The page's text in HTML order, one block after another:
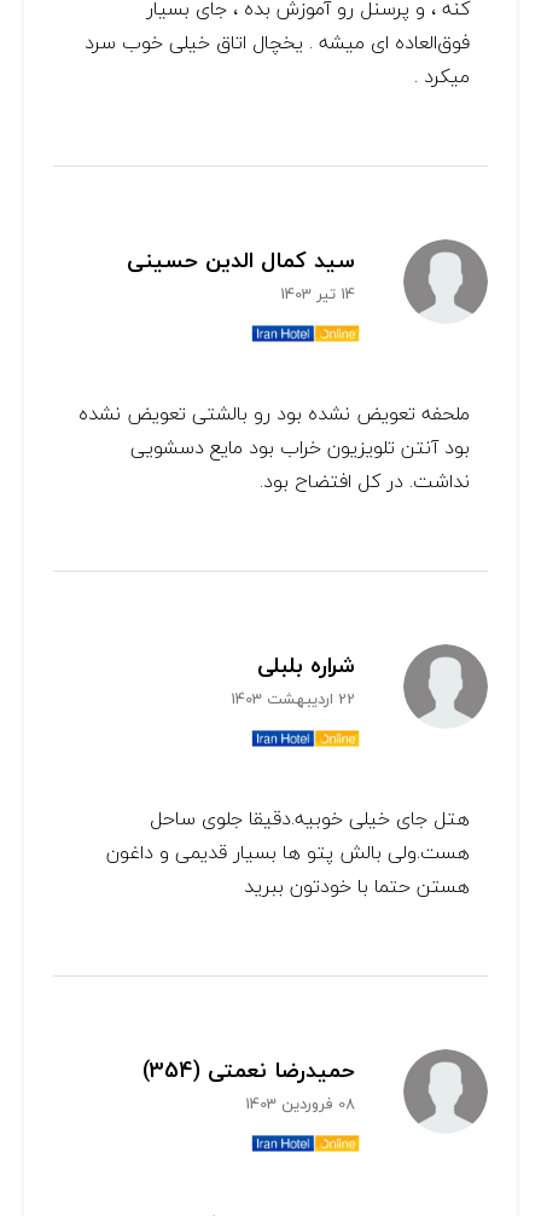
کنه ، و پرسنل رو آموزش بده ، جای بسیار
فوق‌العاده ای میشه . یخچال اتاق خیلی خوب سرد
میکرد .
سید کمال الدین حسینی
14 تیر 1403
ملحفه تعویض نشده بود رو بالشتی تعویض نشده
بود آنتن تلویزیون خراب بود مایع دسشویی
نداشت. در کل افتضاح بود.
شراره بلبلی
22 اردیبهشت 1403
هتل جای خیلی خوبیه.دقیقا جلوی ساحل
هست.ولی بالش پتو ها بسیار قدیمی و داغون
هستن حتما با خودتون ببرید
حمیدرضا نعمتی (354)
08 فروردین 1403